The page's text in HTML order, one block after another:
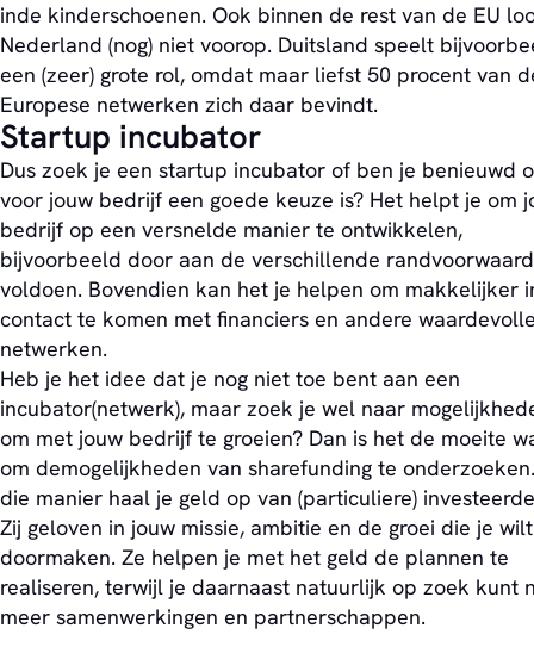
inde kinderschoenen. Ook binnen de rest van de EU
Nederland (nog) niet voorop. Duitsland speelt
een (zeer) grote rol, omdat maar liefst 50 procent van
Europese netwerken zich daar bevindt.
Startup incubator
Dus zoek je een startup incubator of ben je benieuwd
voor jouw bedrijf een goede keuze is? Het helpt je om
bedrijf op een versnelde manier te ontwikkelen,
bijvoorbeeld door aan de verschillende
voldoen. Bovendien kan het je helpen om makkelijker
contact te komen met financiers en andere
netwerken.
Heb je het idee dat je nog niet toe bent aan een
incubator(netwerk), maar zoek je wel naar
om met jouw bedrijf te groeien? Dan is het de moeite
om demogelijkheden van sharefunding te
die manier haal je geld op van (particuliere)
Zij geloven in jouw missie, ambitie en de groei die je wilt
doormaken. Ze helpen je met het geld de plannen te
realiseren, terwijl je daarnaast natuurlijk op zoek kunt
meer samenwerkingen en partnerschappen.